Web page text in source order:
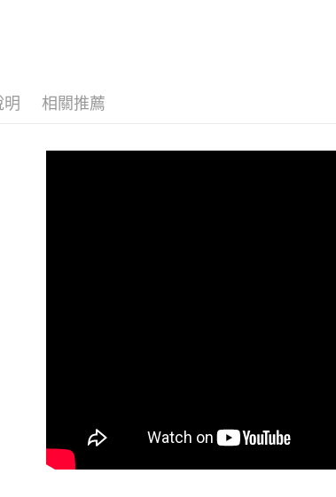
明 相關推薦